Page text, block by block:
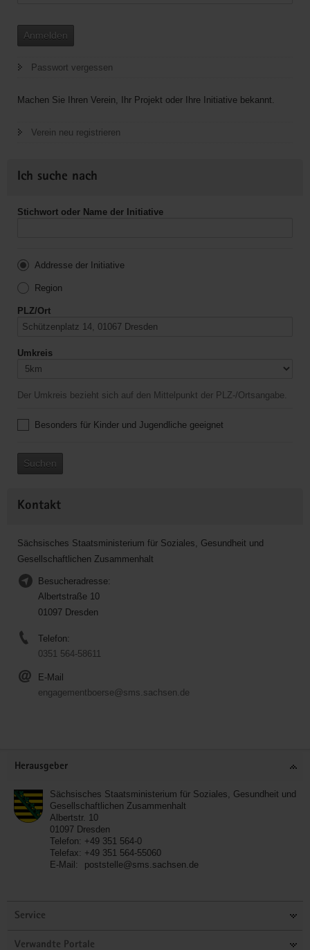
Anmelden
Passwort vergessen
Machen Sie Ihren Verein, Ihr Projekt oder Ihre Initiative bekannt.
Verein neu registrieren
Ich suche nach
Stichwort oder Name der Initiative
Addresse der Initiative
Region
PLZ/Ort
Umkreis
Der Umkreis bezieht sich auf den Mittelpunkt der PLZ-/Ortsangabe.
Besonders für Kinder und Jugendliche geeignet
Suchen
Kontakt
Sächsisches Staatsministerium für Soziales, Gesundheit und
Gesellschaftlichen Zusammenhalt
Besucheradresse:
Albertstraße 10
01097 Dresden
Telefon:
0351 564-58611
E-Mail
engagementboerse@sms.sachsen.de
Herausgeber
Sächsisches Staatsministerium für Soziales, Gesundheit und
Gesellschaftlichen Zusammenhalt
Albertstr. 10
01097 Dresden
Telefon: +49 351 564-0
Telefax: +49 351 564-55060
E-Mail:
poststelle@sms.sachsen.de
Service
Verwandte Portale